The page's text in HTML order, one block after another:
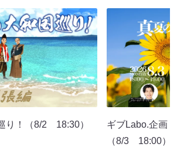
り！（8/2 18:30）
ギブLabo.企画
（8/3 18:00）